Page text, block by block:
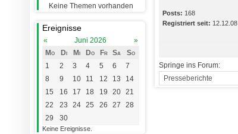
Keine Themen vorhanden
Ereignisse
« Juni 2026
»
Mo
Di Mi Do Fr Sa
So
1
2 3 4 5 6
7
8
9 10 11 12 13
14
15
16 17 18 19 20 21
22
23 24 25 26 27
28
29
30
Keine Ereignisse.
Posts: 168
Registriert seit: 12.12.08
Springe ins Forum: